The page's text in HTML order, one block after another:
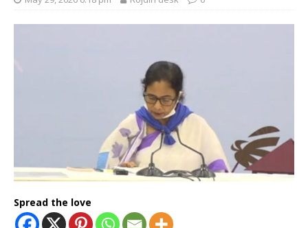
Spread the love